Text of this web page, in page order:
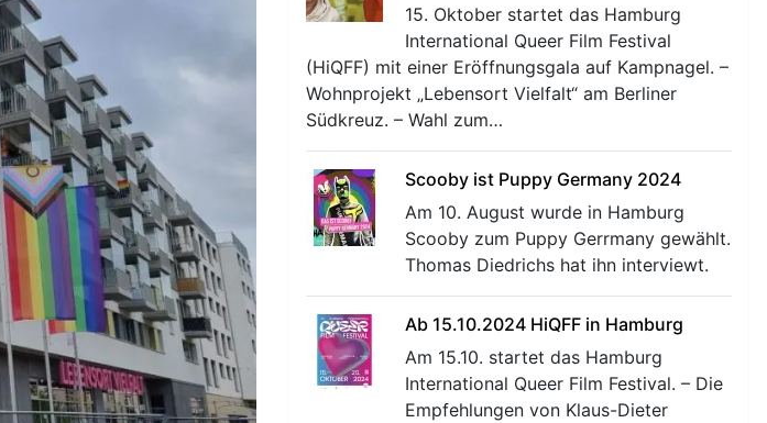
15. Oktober startet das Hamburg
International Queer Film Festival
(HiQFF) mit einer Eröffnungsgala auf Kampnagel. –
Wohnprojekt „Lebensort Vielfalt“ am Berliner
Südkreuz. – Wahl zum…
Scooby ist Puppy Germany 2024
Am 10. August wurde in Hamburg
Scooby zum Puppy Gerrmany gewählt.
Thomas Diedrichs hat ihn interviewt.
Ab 15.10.2024 HiQFF in Hamburg
Am 15.10. startet das Hamburg
International Queer Film Festival. – Die
Empfehlungen von Klaus-Dieter